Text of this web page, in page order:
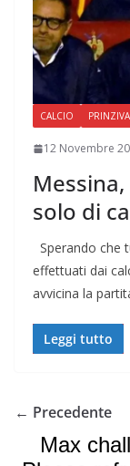
CALCIO
12 Novembre
solo di
Sperando che
effettuati dai
avvicina la
Leggi tutto
← Precedente